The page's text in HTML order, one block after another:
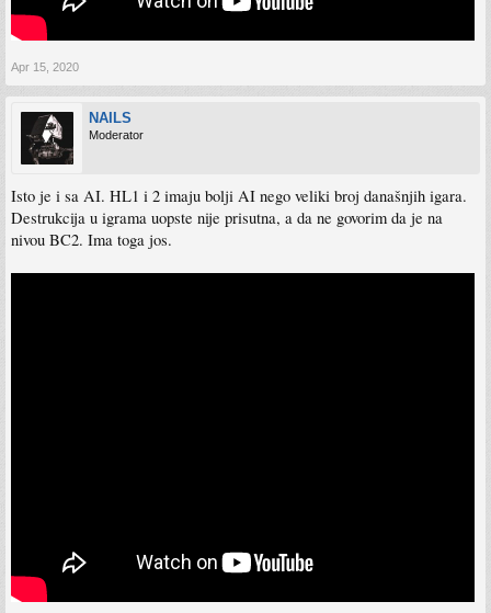
Apr 15, 2020
NAILS
Moderator
Isto je i sa AI. HL1 i 2 imaju bolji AI nego veliki broj današnjih igara.
Destrukcija u igrama uopste nije prisutna, a da ne govorim da je na
nivou BC2. Ima toga jos.